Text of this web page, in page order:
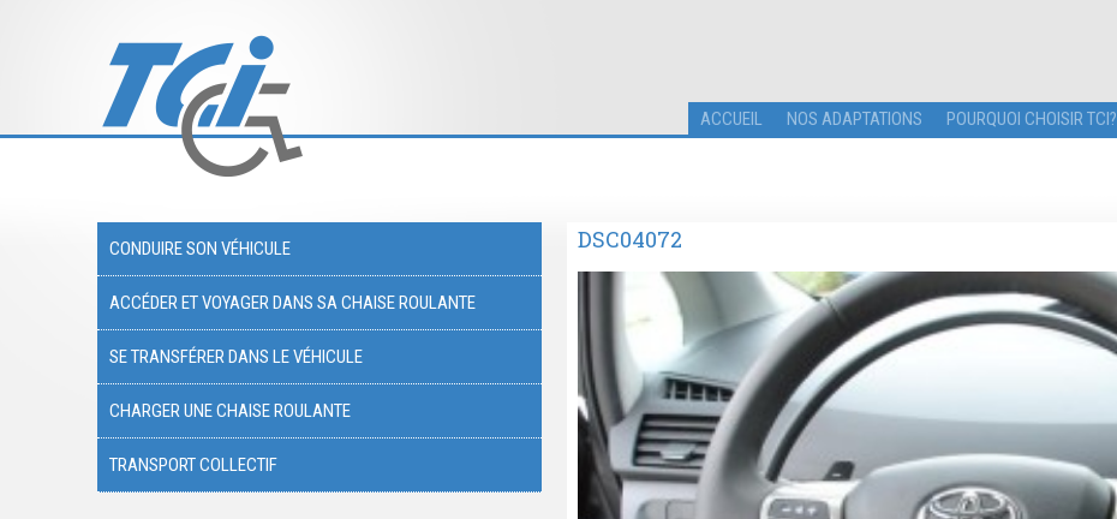
ACCUEIL NOS ADAPTATIONS POURQUOI CHOISIR TCI?
CONDUIRE SON VÉHICULE
ACCÉDER ET VOYAGER DANS SA CHAISE ROULANTE
SE TRANSFÉRER DANS LE VÉHICULE
CHARGER UNE CHAISE ROULANTE
TRANSPORT COLLECTIF
DSC04072